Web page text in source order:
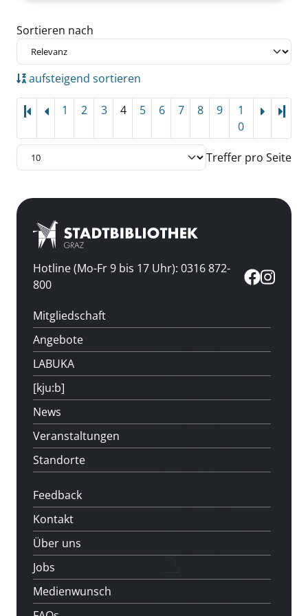
Zu den Suchfiltern springen
Sortieren nach
aufsteigend sortieren
1 2 3 4 5 6 7 8 9
1
0
Treffer pro Seite
Hotline (Mo-Fr 9 bis 17 Uhr): 0316 872-
800
Mitgliedschaft
Angebote
LABUKA
[kju:b]
News
Veranstaltungen
Standorte
Feedback
Kontakt
Über uns
Jobs
Medienwunsch